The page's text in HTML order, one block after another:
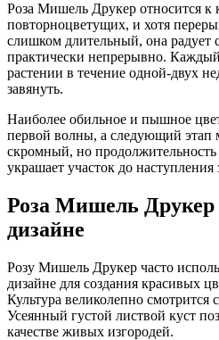
Роза Мишель Друкер относится к
повторноцветущих, и хотя
слишком длительный, она радует
практически непрерывно.
растении в течение одной-двух
завянуть.
Наиболее обильное и пышное
первой волны, а следующий этап
скромный, но продолжительность
украшает участок до наступления
Роза Мишель
дизайне
Розу Мишель Друкер часто
дизайне для создания красивых
Культура великолепно смотрится
Усеянный густой листвой куст
качестве живых изгородей.